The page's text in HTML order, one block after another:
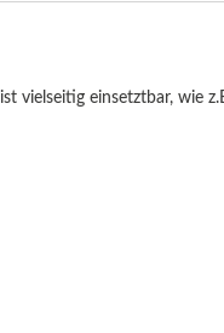
einsetztbar, wie